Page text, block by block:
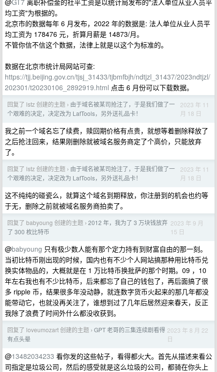
@GT7 离职补偿金的社平工资是以统计局发布的"法人单位从业人员平
均工资"为根据的。
北京市的数据每年 6 月发布，2022 年的数据是: 法人单位从业人员平
均工资为 178476 元，折算月薪是 14873/月。
不管你信不信这个数据，法律上就是以这个为标准的。
数据在北京市统计局网站可查:
https://tjj.beijing.gov.cn/tjsj_31433/tjbmfbjh/ndtjzl_31437/2023ndtjzl/
202301/t20230106_2892919.html 点击 6 月份可以下载数据。
回复了 lstz 创建的主题 › 由于域名被某司抢注了，于是我们做了一
个艰难的决定，决定改为 LafTools，另外送礼品卡！
2023 年 11
月 18 日
我之前一个域名忘了续费，赎回期价格有点贵，就想等着删除释放了
之后抢注回来，结果刚删除就被域名服务商定了个高价，只能放弃
了。
回复了 lstz 创建的主题 › 由于域名被某司抢注了，于是我们做了一
个艰难的决定，决定改为 LafTools，另外送礼品卡！
2023 年 11
月 18 日
这不纯纯的碰瓷么，就算这个域名到期释放，你注册到的机会也约等
于无，删除之前就被域名服务商拍卖了。
回复了 babyoung 创建的主题 › 2012 年，我为了 3 万块钱放弃
了 300 枚比特币
2023 年 9 月
15 日
@babyoung 只有极少数人能有那个定力持有到财富自由的那一刻。
当初比特币刚出现的时候，国内也有不少个人网站搞那种用比特币兑
换实体物品的，大概就是在 1 万比特币换批萨的那个时期。09 ，10
年左右我也有不少比特币，后来都忘了自己的钱包了，再后面搞了很
多 ripple 币，结果很多年没动静，就连数字货币火起来的那几年都没
能带动它，也就没再关注了，谁想到过了几年后居然迎来春天，反正
我除了浪费了时间外什么都没收获到。
回复了 loveumozart 创建的主题 › GPT 老哥的三集连续剧看得
有点头晕
2023 年 8 月 22
日
@13482034233 看你发的这些帖子，看得都火大。首先从描述来看公
司指定是垃圾公司，然后的感受就是这么垃圾的公司，都骑在你头上